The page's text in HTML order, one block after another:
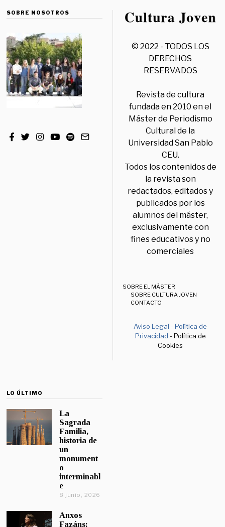
SOBRE NOSOTROS
© 2022 - TODOS LOS
DERECHOS
RESERVADOS
Revista de cultura
fundada en 2010 en el
Máster de Periodismo
Cultural de la
Universidad San Pablo
CEU.
Todos los contenidos de
la revista son
redactados, editados y
publicados por los
alumnos del máster,
exclusivamente con
fines educativos y no
comerciales
SOBRE EL MÁSTER
SOBRE CULTURA JOVEN
CONTACTO
Aviso Legal -Política de
Privacidad - Política de
Cookies
LO ÚLTIMO
La
Sagrada
Familia,
historia de
un
monument
o
interminabl
e
8 junio, 2026
Anxos
Fazáns: